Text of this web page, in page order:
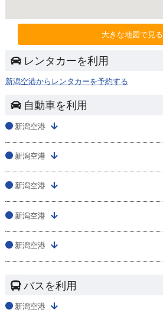
大きな地図で見る
レンタカーを利用
新潟空港からレンタカーを予約する
自動車を利用
新潟空港
新潟空港
新潟空港
新潟空港
新潟空港
バスを利用
新潟空港